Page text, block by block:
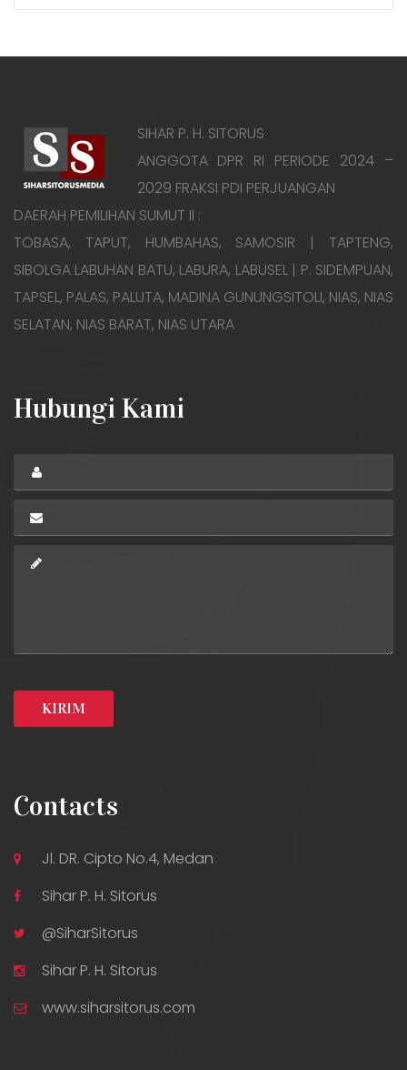
SIHAR P. H. SITORUS
ANGGOTA DPR RI PERIODE 2024 –
2029 FRAKSI PDI PERJUANGAN
DAERAH PEMILIHAN SUMUT II :
TOBASA, TAPUT, HUMBAHAS, SAMOSIR | TAPTENG,
SIBOLGA LABUHAN BATU, LABURA, LABUSEL | P. SIDEMPUAN,
TAPSEL, PALAS, PALUTA, MADINA GUNUNGSITOLI, NIAS, NIAS
SELATAN, NIAS BARAT, NIAS UTARA
Hubungi Kami
Contacts
Jl. DR. Cipto No.4, Medan
Sihar P. H. Sitorus
@SiharSitorus
Sihar P. H. Sitorus
www.siharsitorus.com